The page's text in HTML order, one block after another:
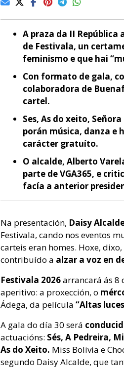
A praza da II República
de Festivala, un
feminismo e que hai
Con formato de gala,
colaboradora de
cartel.
Ses, As do xeito,
porán música, danza e
carácter gratuíto.
O alcalde, Alberto
parte de VGA365, e
facía a anterior
Na presentación, Daisy
Festivala, cando nos eventos
carteis eran homes. Hoxe,
contribuído a alzar a voz en
Festivala 2026arrancará ás 8
aperitivo: a proxección, o
Ádega, da película “Altas
A gala do día 30 será
actuacións: Sés, A Pedreira,
As do Xeito. Miss Bolivia e
segundo Daisy Alcalde, que